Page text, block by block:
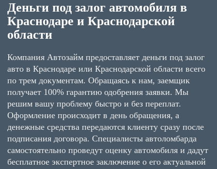
Деньги под залог автомобиля в
Краснодаре и Краснодарской
области
Компания Автозайм предоставляет деньги под залог
авто в Краснодаре или Краснодарской области всего
по трем документам. Обращаясь к нам, заемщик
получает 100% гарантию одобрения заявки. Мы
решим вашу проблему быстро и без переплат.
Оформление происходит в день обращения, а
денежные средства передаются клиенту сразу после
подписания договора. Специалисты автоломбарда
самостоятельно проведут оценку автомобиля и дадут
бесплатное экспертное заключение о его актуальной